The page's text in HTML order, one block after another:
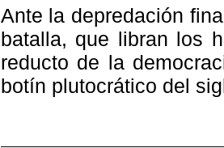
Ante la depredación
batalla, que libran los
reducto de la
botín plutocrático del